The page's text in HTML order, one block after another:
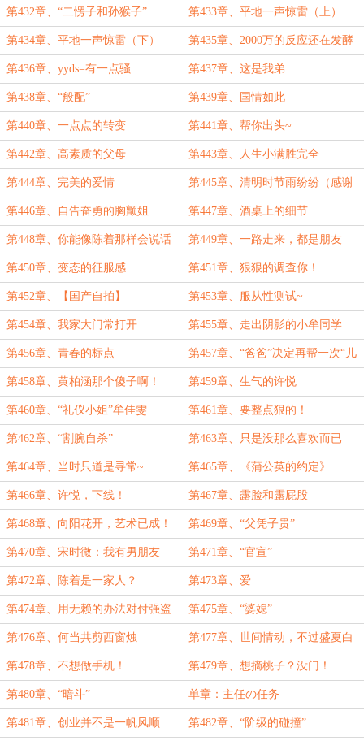
第432章、“二愣子和孙猴子” 第433章、平地一声惊雷（上）
第434章、平地一声惊雷（下） 第435章、2000万的反应还在发酵
第436章、yyds=有一点骚 第437章、这是我弟
第438章、“般配” 第439章、国情如此
第440章、一点点的转变 第441章、帮你出头~
第442章、高素质的父母 第443章、人生小满胜完全
第444章、完美的爱情 第445章、清明时节雨纷纷（感谢
溪溪谷谷的白银大盟）
第446章、自告奋勇的胸颤姐 第447章、酒桌上的细节
第448章、你能像陈着那样会说话
吗？
第449章、一路走来，都是朋友
第450章、变态的征服感 第451章、狠狠的调查你！
第452章、【国产自拍】 第453章、服从性测试~
第454章、我家大门常打开 第455章、走出阴影的小牟同学
第456章、青春的标点 第457章、“爸爸”决定再帮一次“儿
子”
第458章、黄柏涵那个傻子啊！ 第459章、生气的许悦
第460章、“礼仪小姐”牟佳雯 第461章、要整点狠的！
第462章、“割腕自杀” 第463章、只是没那么喜欢而已
第464章、当时只道是寻常~ 第465章、《蒲公英的约定》
第466章、许悦，下线！ 第467章、露脸和露屁股
第468章、向阳花开，艺术已成！ 第469章、“父凭子贵”
第470章、宋时微：我有男朋友 第471章、“官宣”
第472章、陈着是一家人？ 第473章、爱
第474章、用无赖的办法对付强盗 第475章、“婆媳”
第476章、何当共剪西窗烛 第477章、世间情动，不过盛夏白
瓷梅子汤
第478章、不想做手机！ 第479章、想摘桃子？没门！
第480章、“暗斗” 单章：主任の任务
第481章、创业并不是一帆风顺 第482章、“阶级的碰撞”